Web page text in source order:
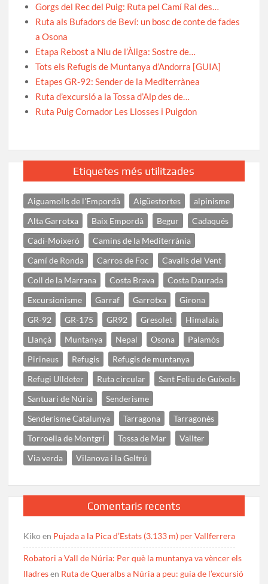
Gorgs del Rec del Puig: Ruta pel Camí Ral des…
Ruta als Bufadors de Beví: un bosc de conte de fades
a Osona
Etapa Rebost a Niu de l’Àliga: Sostre de…
Tots els Refugis de Muntanya d’Andorra [GUIA]
Etapes GR-92: Sender de la Mediterrànea
Ruta d’excursió a la Tossa d’Alp des de…
Ruta Puig Cornador Les Llosses i Puigdon
Etiquetes més utilitzades
Aiguamolls de l'Empordà Aigüestortes
alpinisme
Alta Garrotxa
Baix Empordà Begur
Cadaqués
Cadí-Moixeró
Camins de la Mediterrània
Camí de Ronda
Carros de Foc
Cavalls del Vent
Coll de la Marrana
Costa Brava
Costa Daurada
Excursionisme
Garraf Garrotxa
Girona
GR-92
GR-175 GR92 Gresolet
Himalaia
Llançà
Muntanya Nepal Osona
Palamós
Pirineus
Refugis
Refugis de muntanya
Refugi Ulldeter
Ruta circular
Sant Feliu de Guíxols
Santuari de Núria
Senderisme
Senderisme Catalunya
Tarragona
Tarragonès
Torroella de Montgrí
Tossa de Mar
Vallter
Via verda
Vilanova i la Geltrú
Comentaris recents
Kikoen Pujada a la Pica d’Estats (3.133 m) per Vallferrera
Robatori a Vall de Núria: Per què la muntanya va vèncer els
lladresen Ruta de Queralbs a Núria a peu: guia de l’excursió